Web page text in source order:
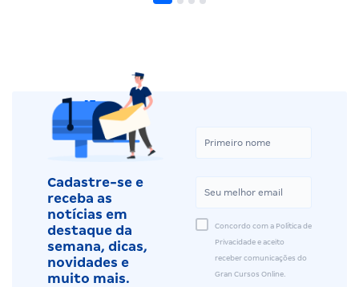
Cadastre-se e
receba as
notícias em
destaque da
semana, dicas,
novidades e
muito mais.
Concordo com a Política de
Privacidade e aceito
receber comunicações do
Gran Cursos Online.